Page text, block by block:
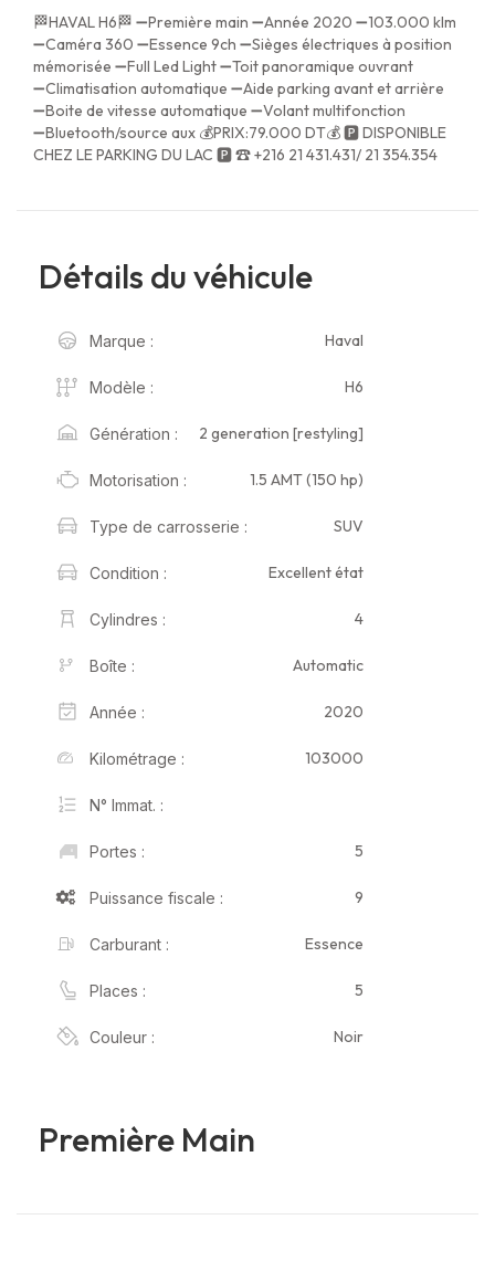
🏁HAVAL H6🏁 ➖Première main ➖Année 2020 ➖103.000 klm
➖Caméra 360 ➖Essence 9ch ➖Sièges électriques à position
mémorisée ➖Full Led Light ➖Toit panoramique ouvrant
➖Climatisation automatique ➖Aide parking avant et arrière
➖Boite de vitesse automatique ➖Volant multifonction
➖Bluetooth/source aux 💰PRIX:79.000 DT💰 🅿 DISPONIBLE
CHEZ LE PARKING DU LAC 🅿 ☎ +216 21 431.431/ 21 354.354
Détails du véhicule
Marque : Haval
Modèle : H6
Génération : 2 generation [restyling]
Motorisation : 1.5 AMT (150 hp)
Type de carrosserie : SUV
Condition : Excellent état
Cylindres : 4
Boîte : Automatic
Année : 2020
Kilométrage : 103000
N° Immat. :
Portes : 5
Puissance fiscale : 9
Carburant : Essence
Places : 5
Couleur : Noir
Première Main